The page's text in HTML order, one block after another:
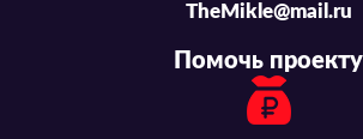
TheMikle@mail.ru
Помочь проекту